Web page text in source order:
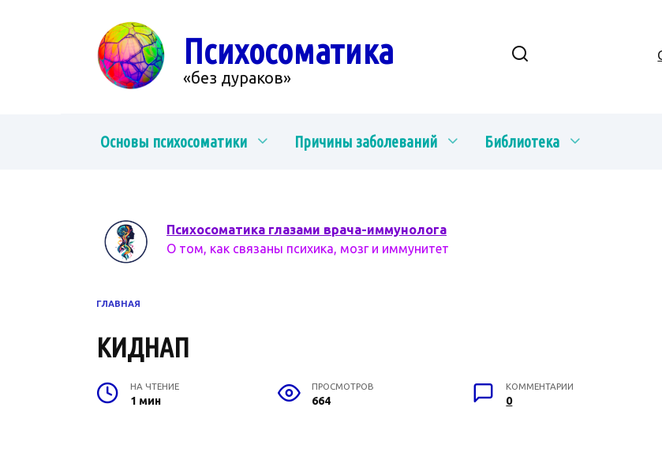
Психосоматика
«без дураков»
Основы психосоматики Причины заболеваний Библиотека
Психосоматика глазами врача-иммунолога
О том, как связаны психика, мозг и иммунитет
ГЛАВНАЯ
КИДНАП
НА ЧТЕНИЕ
1 мин
ПРОСМОТРОВ
664
КОММЕНТАРИИ
0